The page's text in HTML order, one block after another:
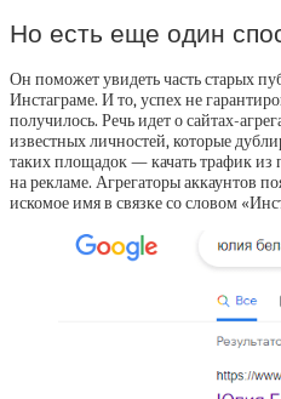
Но есть еще один
Он поможет увидеть часть старых
Инстаграме. И то, успех не
получилось. Речь идет о сайтах-
известных личностей, которые
таких площадок — качать трафик из
на рекламе. Агрегаторы аккаунтов
искомое имя в связке со словом